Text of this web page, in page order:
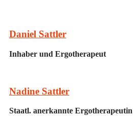
Daniel Sattler
Inhaber und Ergotherapeut
Nadine Sattler
Staatl. anerkannte Ergotherapeutin